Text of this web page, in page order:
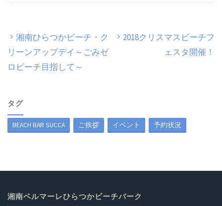
湘南ひらつかビーチ・ク
リーンアップデイ～ごみゼ
ロビーチ目指して～
2018クリスマスビーチフ
ェスタ開催！
タグ
BEACH BAR SUCCA ご挨拶 イベント 予約状況
湘南ベルマーレひらつかビーチパーク